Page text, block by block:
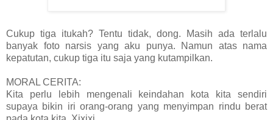
Cukup tiga itukah? Tentu tidak, dong. Masih ada terlalu
banyak foto narsis yang aku punya. Namun atas nama
kepatutan, cukup tiga itu saja yang kutampilkan.
MORAL CERITA:
Kita perlu lebih mengenali keindahan kota kita sendiri
supaya bikin iri orang-orang yang menyimpan rindu berat